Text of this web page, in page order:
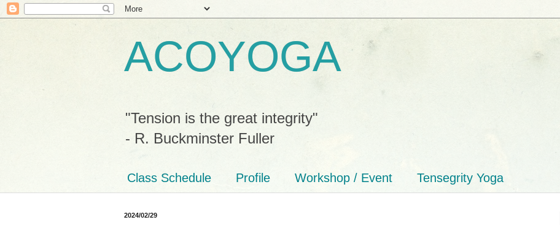
ACOYOGA
"Tension is the great integrity"
- R. Buckminster Fuller
Class Schedule Profile Workshop / Event Tensegrity Yoga
2024/02/29